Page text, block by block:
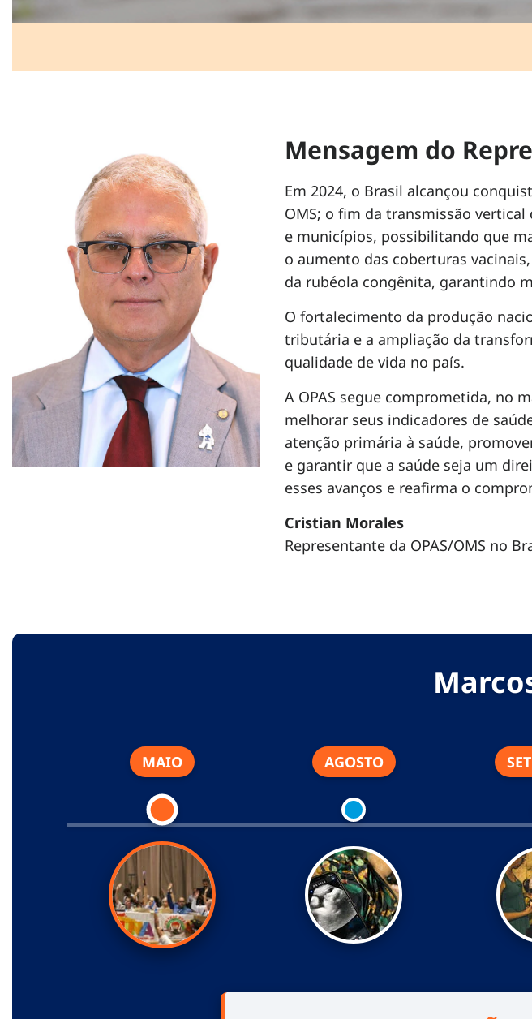
Mensagem do
Em 2024, o Brasil alcançou
OMS; o fim da transmissão
e municípios, possibilitando que
o aumento das coberturas
da rubéola congênita, garantindo
O fortalecimento da produção
tributária e a ampliação da
qualidade de vida no país.
A OPAS segue comprometida, no
melhorar seus indicadores de
atenção primária à saúde,
e garantir que a saúde seja um
esses avanços e reafirma o
Cristian Morales
Representante da OPAS/OMS no
MAIO AGOSTO